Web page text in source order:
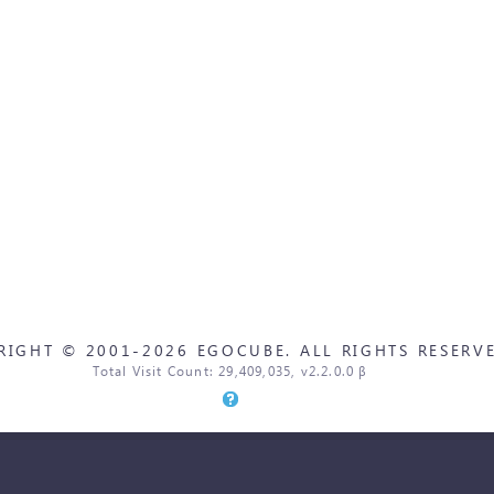
© 2001-2026 EGOCUBE. ALL RIGHTS
Total Visit Count: 29,409,035, v2.2.0.0 β